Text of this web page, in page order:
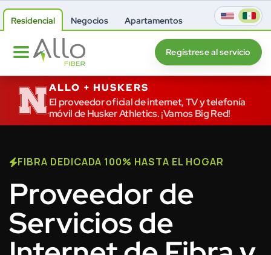
Residencial Negocios Apartamentos
Regístrese al servicio
ALLO + HUSKERS
El proveedor oficial de internet, TV y telefonía
móvil de Husker Athletics. ¡Vamos Big Red!
FIBRA DEDICADA 100% HASTA EL HOGAR
Proveedor de
Servicios de